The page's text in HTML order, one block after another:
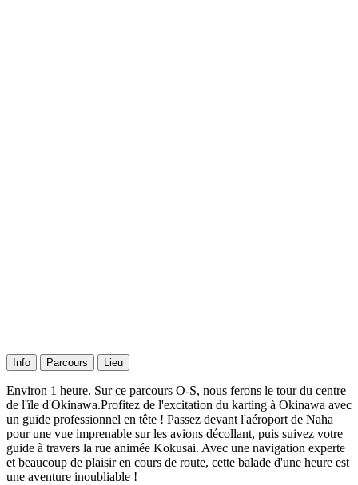
Info Parcours Lieu
Environ 1 heure. Sur ce parcours O-S, nous ferons le tour du centre
de l'île d'Okinawa.Profitez de l'excitation du karting à Okinawa avec
un guide professionnel en tête ! Passez devant l'aéroport de Naha
pour une vue imprenable sur les avions décollant, puis suivez votre
guide à travers la rue animée Kokusai. Avec une navigation experte
et beaucoup de plaisir en cours de route, cette balade d'une heure est
une aventure inoubliable !